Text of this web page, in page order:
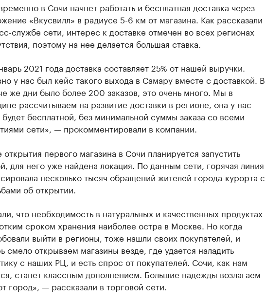
в Сочи начнет работать и бесплатная доставка через
«Вкусвилл» в радиусе 5-6 км от магазина. Как рассказали
службе сети, интерес к доставке отмечен во всех регионах
поэтому на нее делается большая ставка.
2021 года доставка составляет 25% от нашей выручки.
у нас был кейс такого выхода в Самару вместе с доставкой. В
же дни было более 200 заказов, это очень много. Мы в
рассчитываем на развитие доставки в регионе, она у нас
будет бесплатной, без минимальной суммы заказа со всеми
сети», — прокомментировали в компании.
открытия первого магазина в Сочи планируется запустить
для него уже найдена локация. По данным сети, горячая линия
несколько тысяч обращений жителей города-курорта с
об открытии.
что необходимость в натуральных и качественных продуктах
сроком хранения наиболее остра в Москве. Но когда
выйти в регионы, тоже нашли своих покупателей, и
смело открываем магазины везде, где удается наладить
с наших РЦ, и есть спрос от покупателей. Сочи, как нам
станет классным дополнением. Большие надежды возлагаем
город», — рассказали в торговой сети.